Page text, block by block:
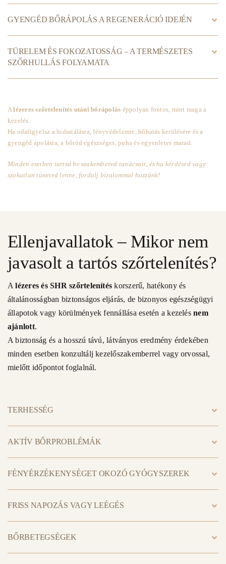
GYENGÉD BŐRÁPOLÁS A REGENERÁCIÓ IDEJÉN
TÜRELEM ÉS FOKOZATOSSÁG – A TERMÉSZETES
SZŐRHULLÁS FOLYAMATA
Alézeres szőrtelenítés utáni bőrápolás éppolyan fontos, mint maga a
kezelés.
Ha odafigyelsz a hidratálásra, fényvédelemre, hőhatás kerülésére és a
gyengéd ápolásra, a bőröd egészséges, puha és egyenletes marad.
Minden esetben tartsd be szakembered tanácsait, és ha kérdésed vagy
szokatlan tüneted lenne, fordulj bizalommal hozzánk!
Ellenjavallatok – Mikor nem
javasolt a tartós szőrtelenítés?
Alézeres és SHR szőrtelenítés korszerű, hatékony és
általánosságban biztonságos eljárás, de bizonyos egészségügyi
állapotok vagy körülmények fennállása esetén a kezelésnem
ajánlott.
A biztonság és a hosszú távú, látványos eredmény érdekében
minden esetben konzultálj kezelőszakemberrel vagy orvossal,
mielőtt időpontot foglalnál.
TERHESSÉG
AKTÍV BŐRPROBLÉMÁK
FÉNYÉRZÉKENYSÉGET OKOZÓ GYÓGYSZEREK
FRISS NAPOZÁS VAGY LEÉGÉS
BŐRBETEGSÉGEK